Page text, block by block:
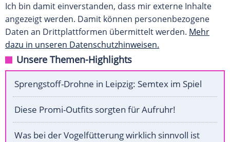
Ich bin damit einverstanden, dass mir externe Inhalte
angezeigt werden. Damit können personenbezogene
Daten an Drittplattformen übermittelt werden. Mehr
dazu in unseren Datenschutzhinweisen.
Unsere Themen-Highlights
Sprengstoff-Drohne in Leipzig: Semtex im Spiel
Diese Promi-Outfits sorgten für Aufruhr!
Was bei der Vogelfütterung wirklich sinnvoll ist